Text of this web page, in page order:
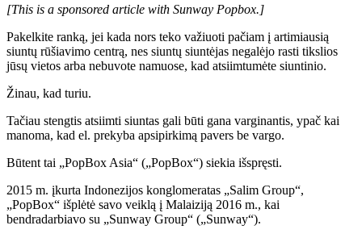
[This is a sponsored article with Sunway Popbox.]
Pakelkite ranką, jei kada nors teko važiuoti pačiam į artimiausią
siuntų rūšiavimo centrą, nes siuntų siuntėjas negalėjo rasti tikslios
jūsų vietos arba nebuvote namuose, kad atsiimtumėte siuntinio.
Žinau, kad turiu.
Tačiau stengtis atsiimti siuntas gali būti gana varginantis, ypač kai
manoma, kad el. prekyba apsipirkimą pavers be vargo.
Būtent tai „PopBox Asia“ („PopBox“) siekia išspręsti.
2015 m. įkurta Indonezijos konglomeratas „Salim Group“,
„PopBox“ išplėtė savo veiklą į Malaiziją 2016 m., kai
bendradarbiavo su „Sunway Group“ („Sunway“).